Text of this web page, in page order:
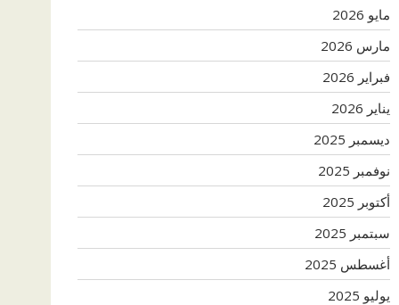
مايو 2026
مارس 2026
فبراير 2026
يناير 2026
ديسمبر 2025
نوفمبر 2025
أكتوبر 2025
سبتمبر 2025
أغسطس 2025
يوليو 2025